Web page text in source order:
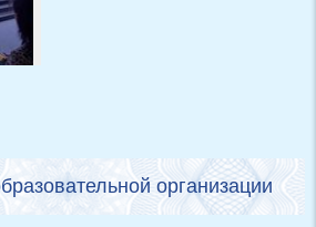
организации